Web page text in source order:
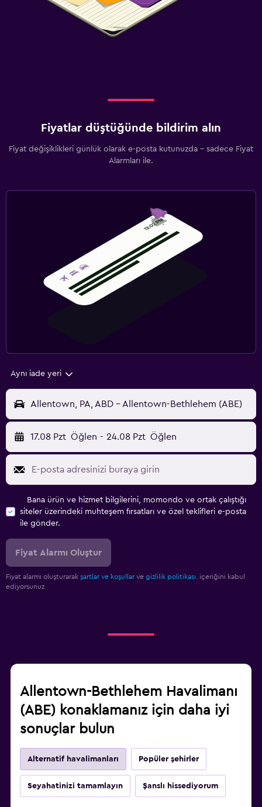
Fiyatlar düştüğünde bildirim alın
Fiyat değişiklikleri günlük olarak e-posta kutunuzda - sadece Fiyat
Alarmları ile.
Aynı iade yeri
Allentown, PA, ABD - Allentown-Bethlehem (ABE)
17.08 Pzt Öğlen - 24.08 Pzt Öğlen
Bana ürün ve hizmet bilgilerini, momondo ve ortak çalıştığı
siteler üzerindeki muhteşem fırsatları ve özel teklifleri e-posta
ile gönder.
Fiyat Alarmı Oluştur
Fiyat alarmı oluşturarak şartlar ve koşullar ve gizlilik politikası. içeriğini kabul
ediyorsunuz
Allentown-Bethlehem Havalimanı
(ABE) konaklamanız için daha iyi
sonuçlar bulun
Alternatif havalimanları Popüler şehirler
Seyahatinizi tamamlayın Şanslı hissediyorum